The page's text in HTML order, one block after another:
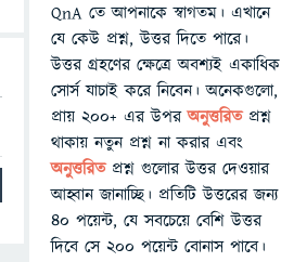
QnA তে আপনাকে স্বাগতম। এখানে
যে কেউ প্রশ্ন, উত্তর দিতে পারে।
উত্তর গ্রহণের ক্ষেত্রে অবশ্যই একাধিক
সোর্স যাচাই করে নিবেন। অনেকগুলো,
প্রায় ২০০+ এর উপরঅনুত্তরিতপ্রশ্ন
থাকায় নতুন প্রশ্ন না করার এবং
অনুত্তরিত প্রশ্ন গুলোর উত্তর দেওয়ার
আহ্বান জানাচ্ছি। প্রতিটি উত্তরের জন্য
৪০ পয়েন্ট, যে সবচেয়ে বেশি উত্তর
দিবে সে ২০০ পয়েন্ট বোনাস পাবে।